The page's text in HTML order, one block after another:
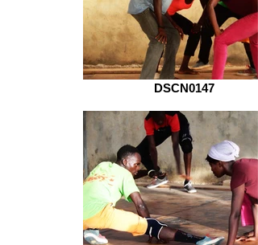
DSCN0147